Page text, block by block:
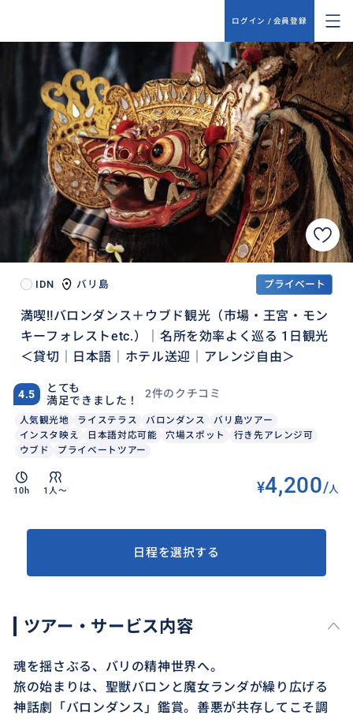
ログイン / 会員登録
IDN バリ島 プライベート
満喫‼️バロンダンス＋ウブド観光（市場・王宮・モン
キーフォレストetc.）｜名所を効率よく巡る 1日観光
＜貸切｜日本語｜ホテル送迎｜アレンジ自由＞
4.5
とても
満足できました！
2件のクチコミ
人気観光地 ライステラス バロンダンス
バリ島ツアー
インスタ映え
日本語対応可能 穴場スポット
行き先アレンジ可
ウブド
プライベートツアー
10h 1人〜 ¥4,200/人
日程を選択する
ツアー・サービス内容
魂を揺さぶる、バリの精神世界へ。
旅の始まりは、聖獣バロンと魔女ランダが繰り広げる
神話劇「バロンダンス」鑑賞。善悪が共存してこそ調